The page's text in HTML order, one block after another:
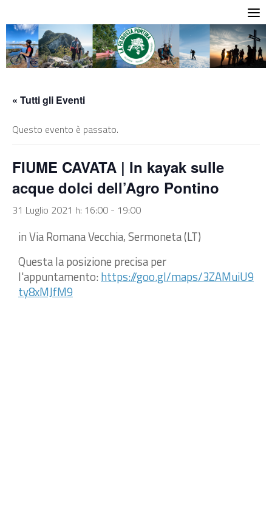
to
content
« Tutti gli Eventi
Questo evento è passato.
FIUME CAVATA | In kayak sulle
acque dolci dell’Agro Pontino
31 Luglio 2021 h: 16:00 - 19:00
in Via Romana Vecchia, Sermoneta (LT)
Questa la posizione precisa per
l'appuntamento: https://goo.gl/maps/3ZAMuiU9
ty8xMJfM9